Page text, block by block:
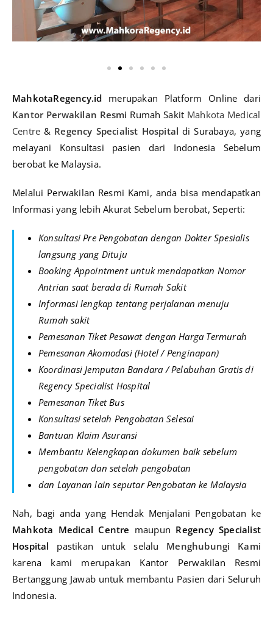
MahkotaRegency.id merupakan Platform Online dari
Kantor Perwakilan Resmi Rumah Sakit Mahkota Medical
Centre & Regency Specialist Hospital di Surabaya, yang
melayani Konsultasi pasien dari Indonesia Sebelum
berobat ke Malaysia.
Melalui Perwakilan Resmi Kami, anda bisa mendapatkan
Informasi yang lebih Akurat Sebelum berobat, Seperti:
Konsultasi Pre Pengobatan dengan Dokter Spesialis
langsung yang Dituju
Booking Appointment untuk mendapatkan Nomor
Antrian saat berada di Rumah Sakit
Informasi lengkap tentang perjalanan menuju
Rumah sakit
Pemesanan Tiket Pesawat dengan Harga Termurah
Pemesanan Akomodasi (Hotel / Penginapan)
Koordinasi Jemputan Bandara / Pelabuhan Gratis di
Regency Specialist Hospital
Pemesanan Tiket Bus
Konsultasi setelah Pengobatan Selesai
Bantuan Klaim Asuransi
Membantu Kelengkapan dokumen baik sebelum
pengobatan dan setelah pengobatan
dan Layanan lain seputar Pengobatan ke Malaysia
Nah, bagi anda yang Hendak Menjalani Pengobatan ke
Mahkota Medical Centre maupun Regency Specialist
Hospital pastikan untuk selalu Menghubungi Kami
karena kami merupakan Kantor Perwakilan Resmi
Bertanggung Jawab untuk membantu Pasien dari Seluruh
Indonesia.